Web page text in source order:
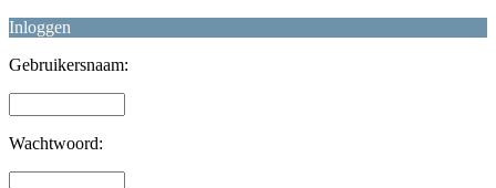
Inloggen
Gebruikersnaam:
Wachtwoord: